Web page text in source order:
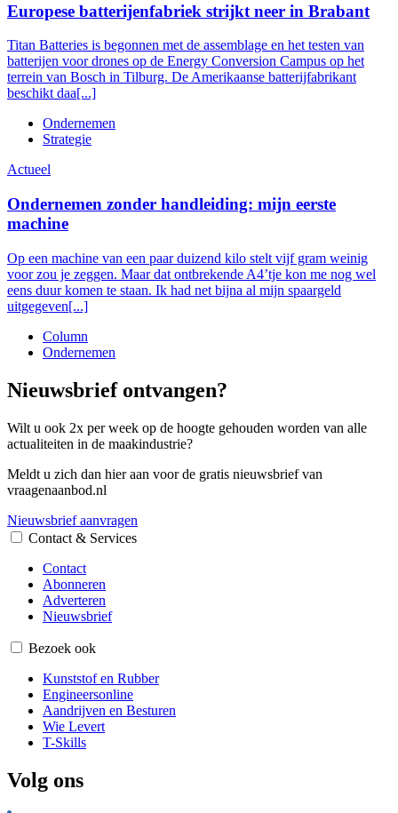
Europese batterijenfabriek strijkt neer in Brabant
Titan Batteries is begonnen met de assemblage en het testen van
batterijen voor drones op de Energy Conversion Campus op het
terrein van Bosch in Tilburg. De Amerikaanse batterijfabrikant
beschikt daa[...]
Ondernemen
Strategie
Actueel
Ondernemen zonder handleiding: mijn eerste
machine
Op een machine van een paar duizend kilo stelt vijf gram weinig
voor zou je zeggen. Maar dat ontbrekende A4’tje kon me nog wel
eens duur komen te staan. Ik had net bijna al mijn spaargeld
uitgegeven[...]
Column
Ondernemen
Nieuwsbrief ontvangen?
Wilt u ook 2x per week op de hoogte gehouden worden van alle
actualiteiten in de maakindustrie?
Meldt u zich dan hier aan voor de gratis nieuwsbrief van
vraagenaanbod.nl
Nieuwsbrief aanvragen
Contact & Services
Contact
Abonneren
Adverteren
Nieuwsbrief
Bezoek ook
Kunststof en Rubber
Engineersonline
Aandrijven en Besturen
Wie Levert
T-Skills
Volg ons